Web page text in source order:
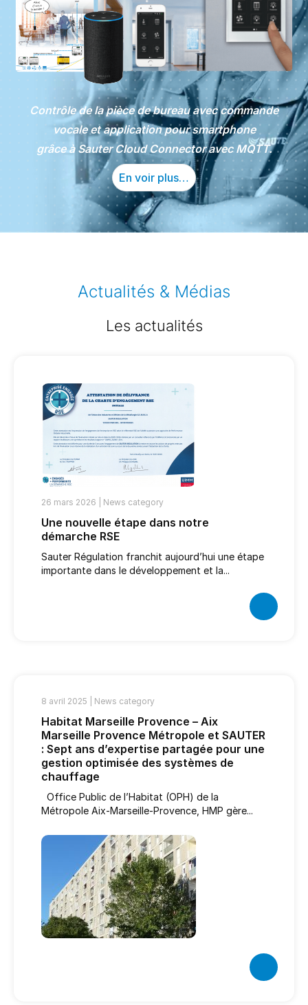
Contrôle de la pièce de bureau avec commande
vocale et application pour smartphone
grâce à Sauter Cloud Connector avec MQTT.
En voir plus…
Actualités & Médias
Les actualités
26 mars 2026 | News category
Une nouvelle étape dans notre
démarche RSE
Sauter Régulation franchit aujourd’hui une étape
importante dans le développement et la...
8 avril 2025 | News category
Habitat Marseille Provence – Aix
Marseille Provence Métropole et SAUTER
: Sept ans d’expertise partagée pour une
gestion optimisée des systèmes de
chauffage
Office Public de l’Habitat (OPH) de la
Métropole Aix-Marseille-Provence, HMP gère...